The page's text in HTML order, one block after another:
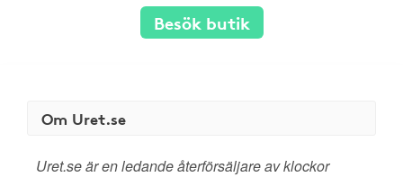
Besök butik
Om Uret.se
Uret.se är en ledande återförsäljare av klockor